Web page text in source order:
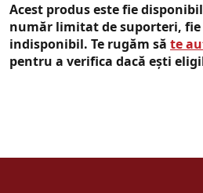
Acest produs este fie
număr limitat de suporteri,
indisponibil. Te rugăm să te
pentru a verifica dacă ești